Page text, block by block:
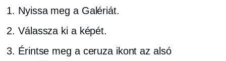
Nyissa meg a Galériát.
Válassza ki a képét.
Érintse meg a ceruza ikont az alsó